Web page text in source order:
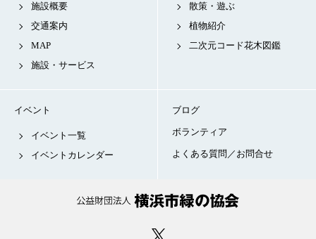
施設概要
交通案内
MAP
施設・サービス
散策・遊ぶ
植物紹介
二次元コード花木図鑑
イベント
イベント一覧
イベントカレンダー
ブログ
ボランティア
よくある質問／お問合せ